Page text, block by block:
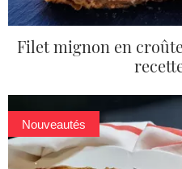
Filet mignon en
Nouveautés